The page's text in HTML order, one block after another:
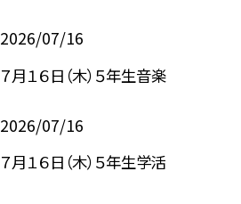
2026/07/16
７月１６日（木）５年生音楽
2026/07/16
７月１６日（木）５年生学活